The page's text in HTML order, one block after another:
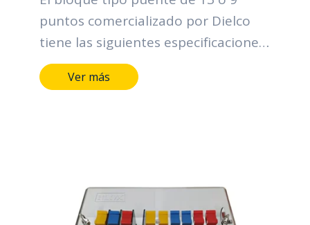
puntos comercializado por Dielco
tiene las siguientes especificaciones:
Construido en baquelita y
policarbonato (no absorbe
máximo del cable: 6 mm Peso sin
empaque: 950 g
Ver más